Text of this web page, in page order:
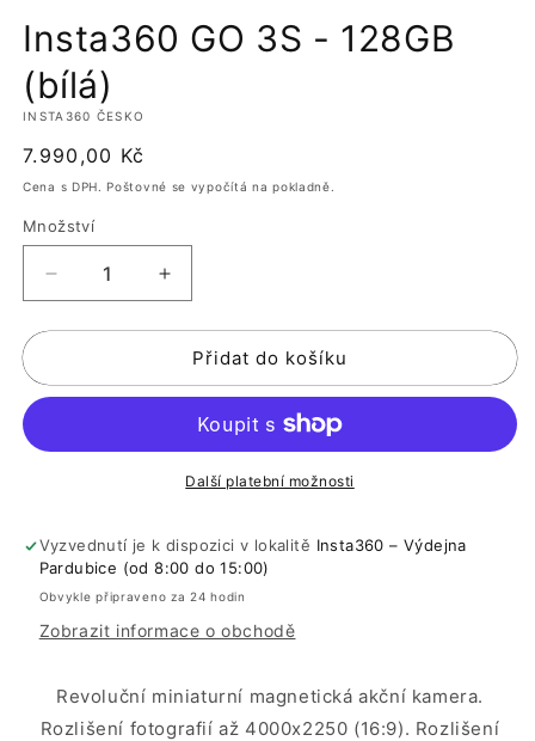
okně
Insta360 GO 3S - 128GB
(bílá)
INSTA360 ČESKO
Běžná
cena
7.990,00 Kč
Cena s DPH. Poštovné se vypočítá na pokladně.
Množství
množství
produktu
GO
128GB
Zvýšit
množství
produktu
Insta360
GO
128GB
(bílá)
Přidat do košíku
Další platební možnosti
Vyzvednutí je k dispozici v lokalitě Insta360 – Výdejna
Pardubice (od 8:00 do 15:00)
Obvykle připraveno za 24 hodin
Zobrazit informace o obchodě
Revoluční miniaturní magnetická akční kamera.
Rozlišení fotografií až 4000x2250 (16:9). Rozlišení